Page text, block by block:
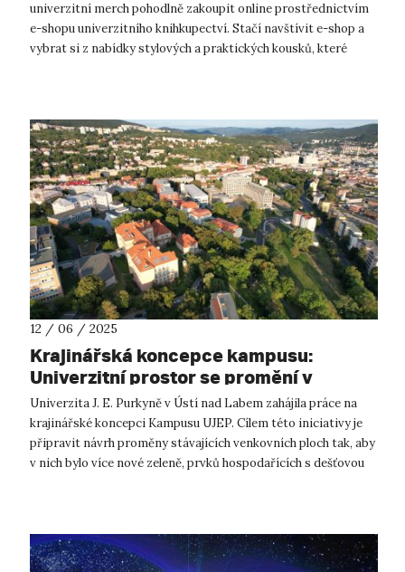
univerzitní merch pohodlně zakoupit online prostřednictvím
e-shopu univerzitního knihkupectví. Stačí navštívit e-shop a
vybrat si z nabídky stylových a praktických kousků, které
12 / 06 / 2025
Krajinářská koncepce kampusu:
Univerzitní prostor se promění v
udržitelné místo
Univerzita J. E. Purkyně v Ústí nad Labem zahájila práce na
krajinářské koncepci Kampusu UJEP. Cílem této iniciativy je
připravit návrh proměny stávajících venkovních ploch tak, aby
v nich bylo více nové zeleně, prvků hospodařících s dešťovou